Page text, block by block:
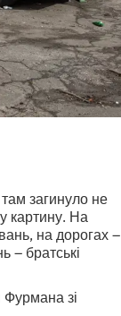
загинуло не
картину. На
на дорогах –
– братські
Фурмана зі